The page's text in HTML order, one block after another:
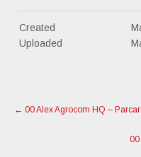
Created
Uploaded
Post
navigation
← 00 Alex Agrocom HQ –
00